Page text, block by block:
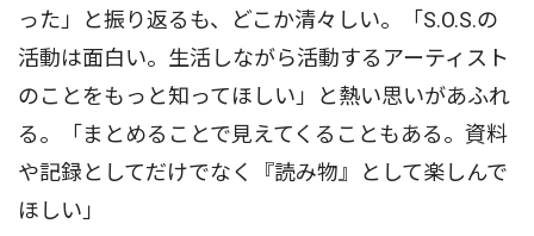
った」と振り返るも、どこか清々しい。「S.O.S.の
活動は面白い。生活しながら活動するアーティスト
のことをもっと知ってほしい」と熱い思いがあふれ
る。「まとめることで見えてくることもある。資料
や記録としてだけでなく『読み物』として楽しんで
ほしい」